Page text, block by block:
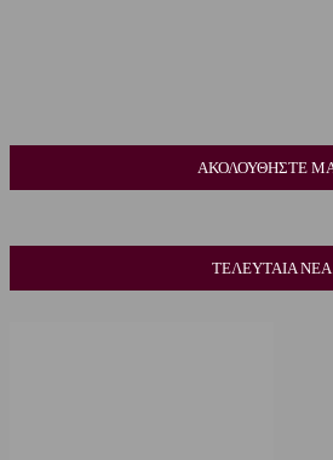
ΑΚΟΛΟΥΘΗΣΤΕ
ΤΕΛΕΥΤΑΙΑ ΝΕΑ